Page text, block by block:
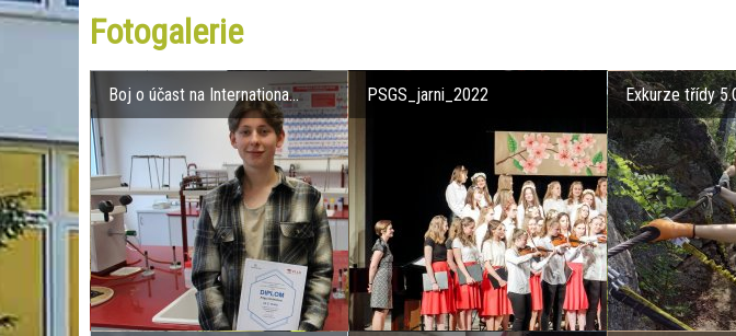
Fotogalerie
Boj o účast na Internationa... PSGS_jarni_2022 Exkurze třídy